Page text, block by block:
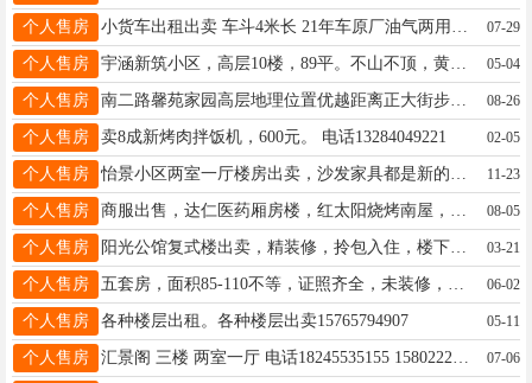
个人售房 07-29
个人售房 宇涵新筑小区，高层10楼，89平。不山不顶，黄金楼层。两室一厅。格局好，豪华装修，拎包入住。房照过两年山可贷款。价格优 惠，非诚勿扰 电话18945539961 05-04
个人售房 南二路馨苑家园高层地理位置优越距离正大街步行3分钟即可到达视野开阔无遮挡日常采光充足通风效果极佳房屋建筑面103m/为经典三连门格局户型方正通透精装修可贷款18614527111 08-26
个人售房 卖8成新烤肉拌饭机，600元。 电话13284049221 02-05
个人售房 11-23
个人售房 08-05
个人售房 阳光公馆复式楼出卖，精装修，拎包入住，楼下69平，楼上50平，有意者私聊，17345659527 03-21
个人售房 06-02
个人售房 各种楼层出租。各种楼层出卖15765794907 05-11
个人售房 07-06